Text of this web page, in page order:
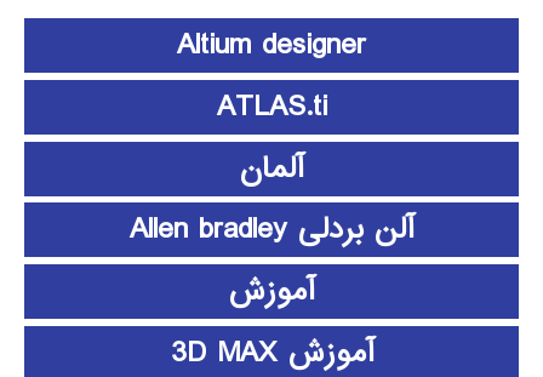
Altium designer
ATLAS.ti
آلمان
آلن بردلی Allen bradley
آموزش
آموزش 3D MAX